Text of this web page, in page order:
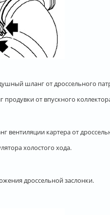
шланг от дроссельного
от впускного
вентиляции картера от
холостого хода.
дроссельной заслонки.